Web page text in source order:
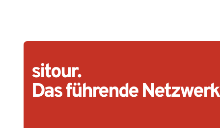
sitour.
Das führende Netzwerk